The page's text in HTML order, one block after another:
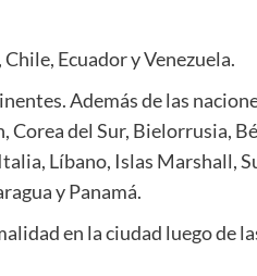
Ecuador y Venezuela.
Además de las
Corea del Sur, Bielorrusia,
Líbano, Islas Marshall,
y Panamá.
en la ciudad luego de